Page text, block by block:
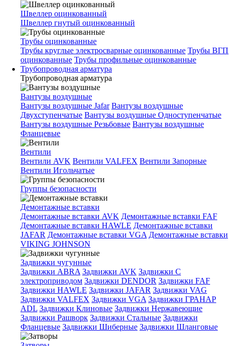
Швеллер оцинкованный
Швеллер гнутый оцинкованный
Трубы оцинкованные
Трубы круглые электросварные оцинкованные Трубы ВГП
оцинкованные Трубы профильные оцинкованные
Трубопроводная арматура
Трубопроводная арматура
Вантузы воздушные
Вантузы воздушные Jafar Вантузы воздушные
Двухступенчатые Вантузы воздушные Одноступенчатые
Вантузы воздушные Резьбовые Вантузы воздушные
Фланцевые
Вентили
Вентили AVK Вентили VALFEX Вентили Запорные
Вентили Игольчатые
Группы безопасности
Демонтажные вставки
Демонтажные вставки AVK Демонтажные вставки FAF
Демонтажные вставки HAWLE Демонтажные вставки
JAFAR Демонтажные вставки VGA Демонтажные вставки
VIKING JOHNSON
Задвижки чугунные
Задвижки ABRA Задвижки AVK Задвижки C
электроприводом Задвижки DENDOR Задвижки FAF
Задвижки HAWLE Задвижки JAFAR Задвижки VAG
Задвижки VALFEX Задвижки VGA Задвижки ГРАНАР
ADL Задвижки Клиновые Задвижки Нержавеющие
Задвижки Рашворк Задвижки Стальные Задвижки
Фланцевые Задвижки Шиберные Задвижки Шланговые